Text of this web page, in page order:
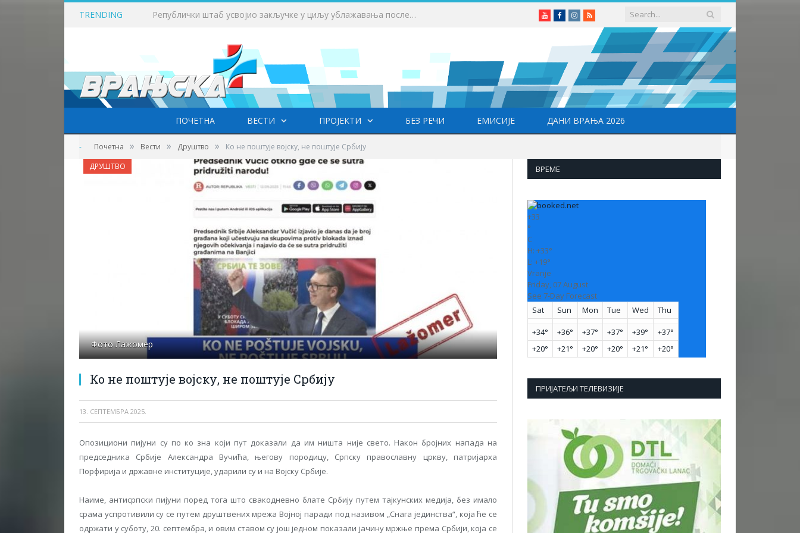
TRENDING Викенд у знаку бициклизма у Врању YoutubeFacebookInstagram
RSS
ПОЧЕТНА ВЕСТИ ПРОЈЕКТИ БЕЗ РЕЧИ ЕМИСИЈЕ ДАНИ ВРАЊА 2026
- Почетна » Вести » Друштво » Ко не поштује војску, не поштује Србију
Фото Лажомер
Ко не поштује војску, не поштује Србију
13. СЕПТЕМБРА 2025.
ДРУШТВО
Опозициони пијуни су по ко зна који пут доказали да им ништа није свето. Након бројних напада на
председника Србије Александра Вучића, његову породицу, Српску православну цркву, патријарха
Порфирија и државне институције, ударили су и на Војску Србије.
Наиме, антисрпски пијуни поред тога што свакодневно блате Србију путем тајкунских медија, без имало
срама успротивили су се путем друштвених мрежа Војној паради под називом „Снага јединства“, која ће се
одржати у суботу, 20. септембра, и овим ставом су још једном показали јачину мржње према Србији, која се
ВРЕМЕ
+33
°
C
H: +33°
L: +19°
Vranje
Friday, 07 August
See 7-Day Forecast
Sat
Sun Mon Tue Wed Thu
+34° +36° +37° +37° +39° +37°
+20° +21° +20° +20° +21° +20°
ПРИЈАТЕЉИ ТЕЛЕВИЗИЈЕ